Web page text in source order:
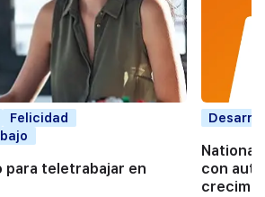
Felicidad
para teletrabajar en
con